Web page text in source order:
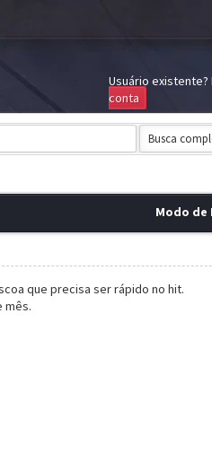
Usuário existente?
conta
Modo de
que precisa ser rápido no hit.
mês.